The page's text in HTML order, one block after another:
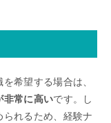
希望する場合は、
非常に高いです。し
れるため、経験ナ